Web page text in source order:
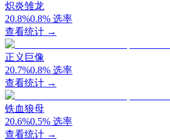
炽炎雏龙
20.8%0.8% 选率
查看统计 →
正义巨像
20.7%0.8% 选率
查看统计 →
铁血狼母
20.6%0.5% 选率
查看统计 →